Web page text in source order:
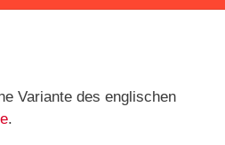
Variante des englischen
.